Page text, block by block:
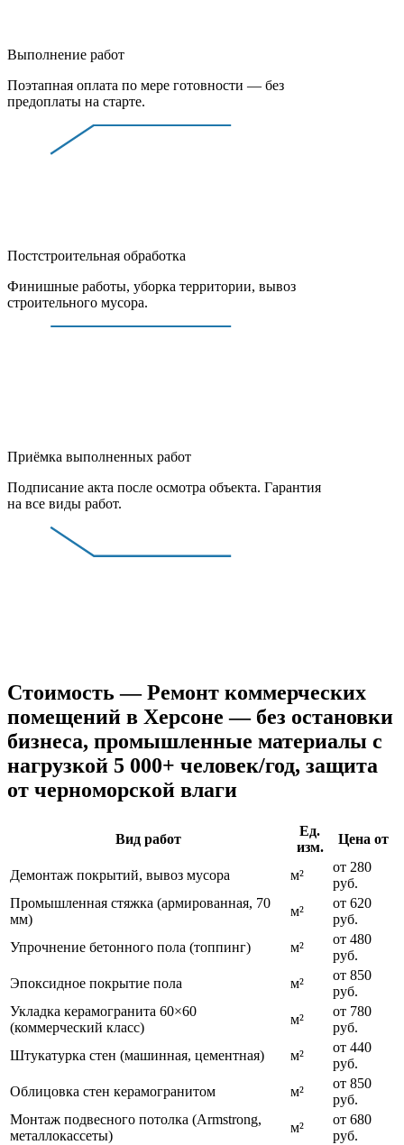
Выполнение работ
Поэтапная оплата по мере готовности — без
предоплаты на старте.
Постстроительная обработка
Финишные работы, уборка территории, вывоз
строительного мусора.
Приёмка выполненных работ
Подписание акта после осмотра объекта. Гарантия
на все виды работ.
Стоимость — Ремонт коммерческих
помещений в Херсоне — без остановки
бизнеса, промышленные материалы с
нагрузкой 5 000+ человек/год, защита
от черноморской влаги
Вид работ
Ед.
изм.
Цена от
Демонтаж покрытий, вывоз мусора м²
от 280
руб.
Промышленная стяжка (армированная, 70
мм)
м²
от 620
руб.
Упрочнение бетонного пола (топпинг)
м²
от 480
руб.
Эпоксидное покрытие пола
м²
от 850
руб.
Укладка керамогранита 60×60
(коммерческий класс)
м²
от 780
руб.
Штукатурка стен (машинная, цементная)
м²
от 440
руб.
Облицовка стен керамогранитом
м²
от 850
руб.
Монтаж подвесного потолка (Armstrong,
металлокассеты)
м²
от 680
руб.